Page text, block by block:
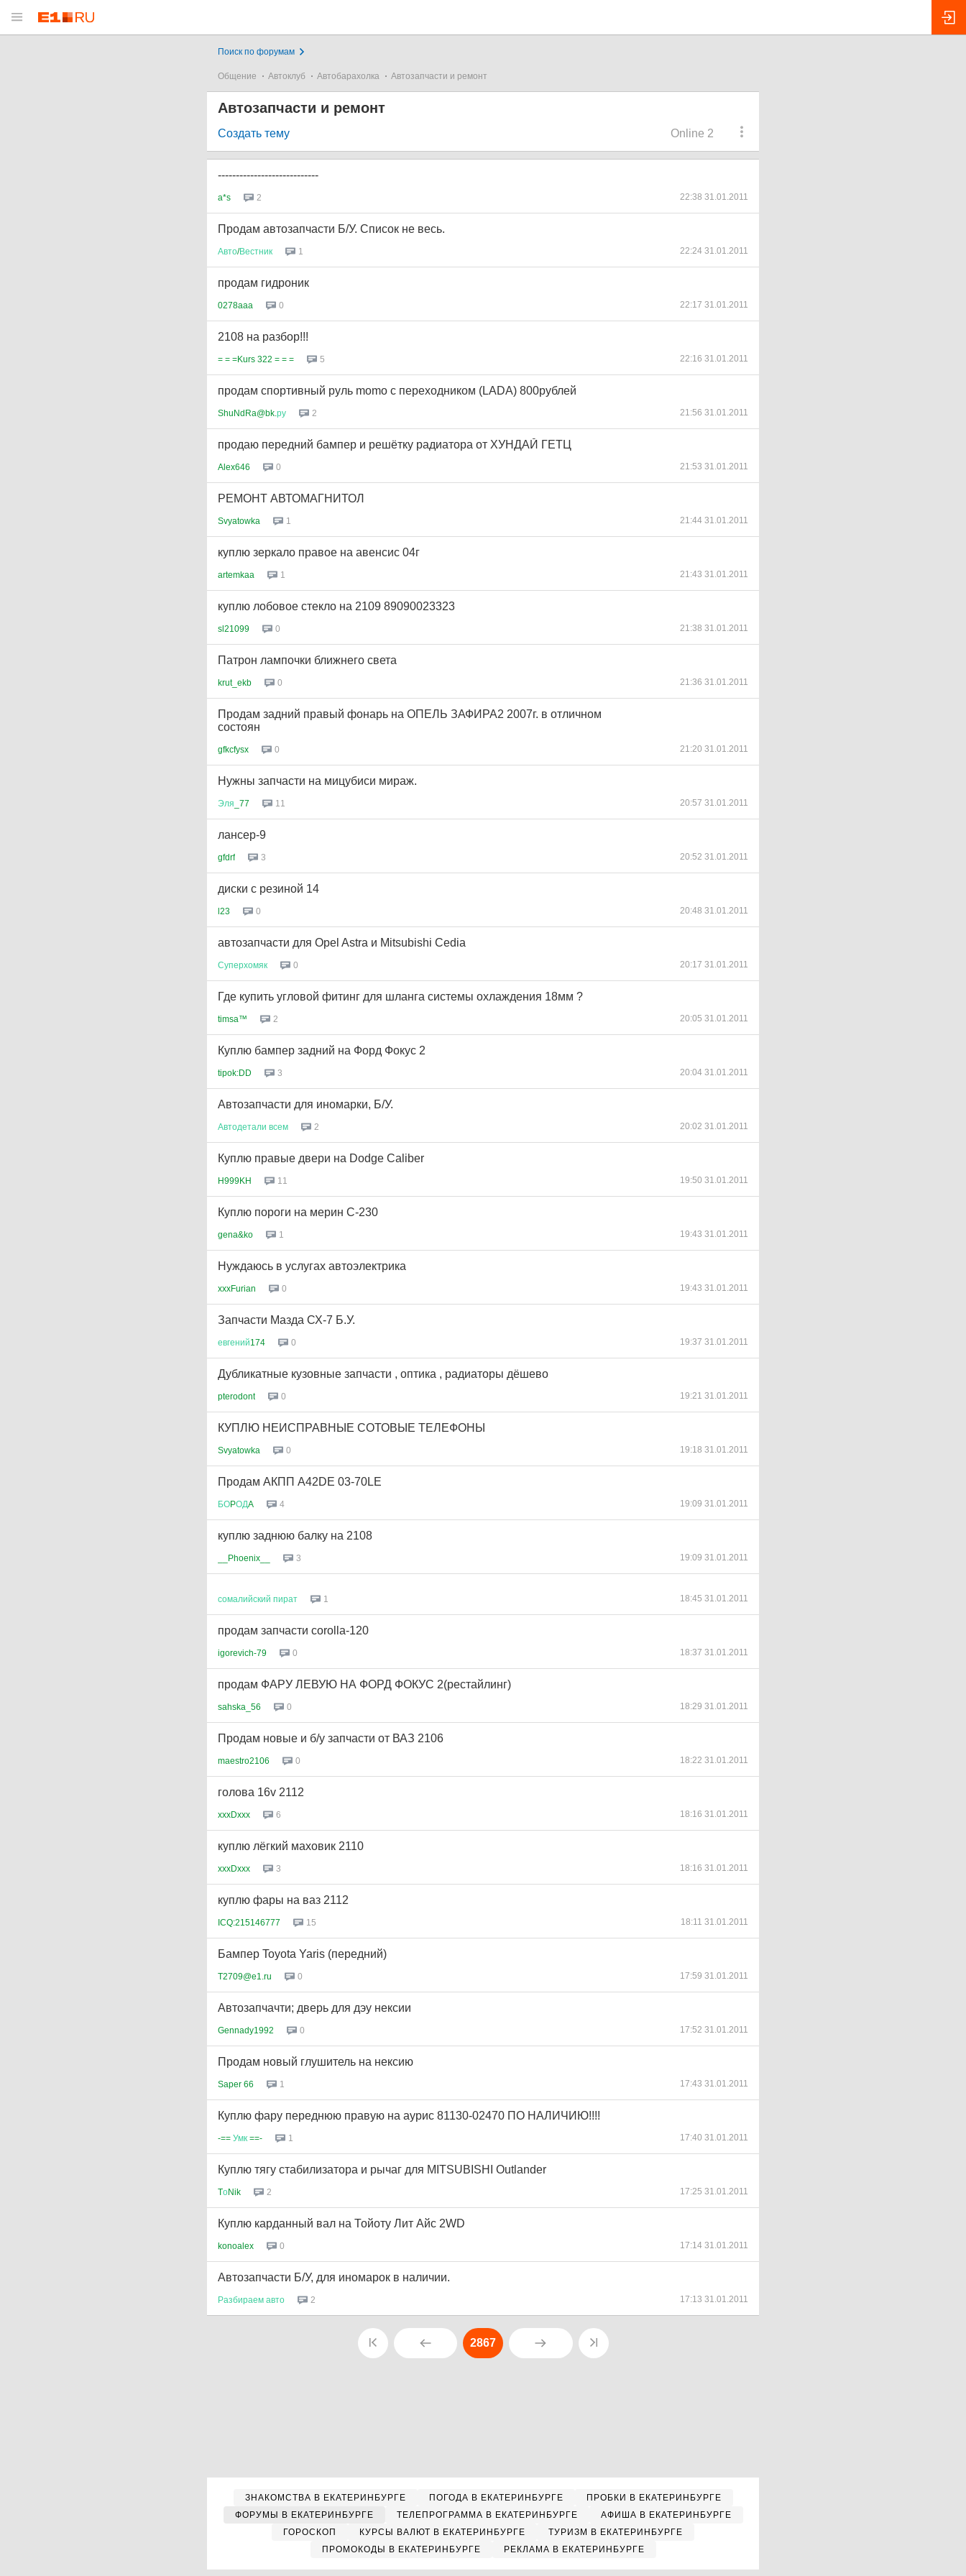
Поиск по форумам
Общение Автоклуб Автобарахолка Автозапчасти и ремонт
Автозапчасти и ремонт
Online 2
Создать тему
----------------------------
a*s 2 22:38 31.01.2011
Продам автозапчасти Б/У. Список не весь.
Авто/Вестник 1 22:24 31.01.2011
продам гидроник
0278aaa 0 22:17 31.01.2011
2108 на разбор!!!
= = =Kurs 322 = = = 5 22:16 31.01.2011
продам спортивный руль momo с переходником (LADA) 800рублей
ShuNdRa@bk. ру 2 21:56 31.01.2011
продаю передний бампер и решётку радиатора от ХУНДАЙ ГЕТЦ
Alex646 0 21:53 31.01.2011
РЕМОНТ АВТОМАГНИТОЛ
Svyatowka 1 21:44 31.01.2011
куплю зеркало правое на авенсис 04г
artemkaa 1 21:43 31.01.2011
куплю лобовое стекло на 2109 89090023323
sl21099 0 21:38 31.01.2011
Патрон лампочки ближнего света
krut_ekb 0 21:36 31.01.2011
Продам задний правый фонарь на ОПЕЛЬ ЗАФИРА2 2007г. в отличном
состоян
gfkcfysx 0 21:20 31.01.2011
Нужны запчасти на мицубиси мираж.
Эля _77 11 20:57 31.01.2011
лансер-9
gfdrf 3 20:52 31.01.2011
диски с резиной 14
l23 0 20:48 31.01.2011
автозапчасти для Opel Astra и Mitsubishi Cedia
Суперхомяк 0 20:17 31.01.2011
Где купить угловой фитинг для шланга системы охлаждения 18мм ?
timsa™ 2 20:05 31.01.2011
Куплю бампер задний на Форд Фокус 2
tipok:DD 3 20:04 31.01.2011
Автозапчасти для иномарки, Б/У.
Автодетали всем 2 20:02 31.01.2011
Куплю правые двери на Dodge Caliber
H999KH 11 19:50 31.01.2011
Куплю пороги на мерин С-230
gena&ko 1 19:43 31.01.2011
Нуждаюсь в услугах автоэлектрика
xxxFurian 0 19:43 31.01.2011
Запчасти Мазда СХ-7 Б.У.
евгений174 0 19:37 31.01.2011
Дубликатные кузовные запчасти , оптика , радиаторы дёшево
pterodont 0 19:21 31.01.2011
КУПЛЮ НЕИСПРАВНЫЕ СОТОВЫЕ ТЕЛЕФОНЫ
Svyatowka 0 19:18 31.01.2011
Продам АКПП А42DE 03-70LE
БОPОДA 4 19:09 31.01.2011
куплю заднюю балку на 2108
__Phoenix__ 3 19:09 31.01.2011
сомалийский пират 1 18:45 31.01.2011
продам запчасти corolla-120
igorevich-79 0 18:37 31.01.2011
продам ФАРУ ЛЕВУЮ НА ФОРД ФОКУС 2(рестайлинг)
sahska_56 0 18:29 31.01.2011
Продам новые и б/у запчасти от ВАЗ 2106
maestro2106 0 18:22 31.01.2011
голова 16v 2112
xxxDxxx 6 18:16 31.01.2011
куплю лёгкий маховик 2110
xxxDxxx 3 18:16 31.01.2011
куплю фары на ваз 2112
ICQ:215146777 15 18:11 31.01.2011
Бампер Toyota Yaris (передний)
T2709@e1.ru 0 17:59 31.01.2011
Автозапчачти; дверь для дэу нексии
Gennady1992 0 17:52 31.01.2011
Продам новый глушитель на нексию
Saper 66 1 17:43 31.01.2011
Куплю фару переднюю правую на аурис 81130-02470 ПО НАЛИЧИЮ!!!!
-== Умк ==- 1 17:40 31.01.2011
Куплю тягу стабилизатора и рычаг для MITSUBISHI Outlander
TоNik 2 17:25 31.01.2011
Куплю карданный вал на Тойоту Лит Айс 2WD
konoalex 0 17:14 31.01.2011
Автозапчасти Б/У, для иномарок в наличии.
Разбираем авто 2 17:13 31.01.2011
2867
ЗНАКОМСТВА В ЕКАТЕРИНБУРГЕ ПОГОДА В ЕКАТЕРИНБУРГЕ
ПРОБКИ В ЕКАТЕРИНБУРГЕ
ФОРУМЫ В ЕКАТЕРИНБУРГЕ
ТЕЛЕПРОГРАММА В ЕКАТЕРИНБУРГЕ
АФИША В ЕКАТЕРИНБУРГЕ
ГОРОСКОП
КУРСЫ ВАЛЮТ В ЕКАТЕРИНБУРГЕ
ТУРИЗМ В ЕКАТЕРИНБУРГЕ
ПРОМОКОДЫ В ЕКАТЕРИНБУРГЕ
РЕКЛАМА В ЕКАТЕРИНБУРГЕ